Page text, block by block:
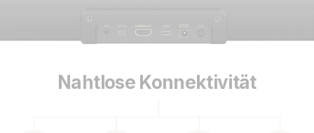
Nahtlose Konnektivität